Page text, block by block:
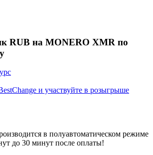
RUB на MONERO XMR по
и участвуйте в розыгрыше
в полуавтоматическом режиме
до 30 минут после оплаты!